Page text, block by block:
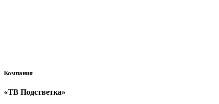
Компания
«ТВ Подстветка»